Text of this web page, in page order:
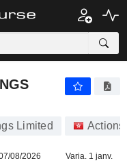
Limited Actions
08/2026 Varia. 1 janv.